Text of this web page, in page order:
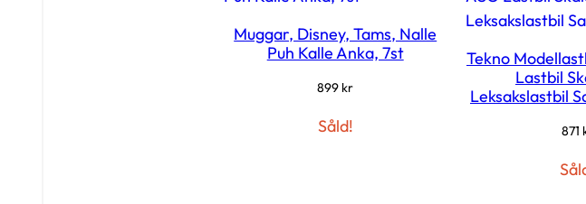
Muggar, Disney, Tams, Nalle
Puh Kalle Anka, 7st
899 kr
Såld!
Tekno
Lastbil
Leksakslastbil
871